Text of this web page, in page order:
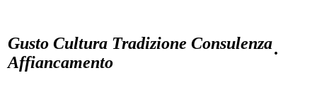
Gusto Cultura Tradizione Consulenza
Affiancamento
·